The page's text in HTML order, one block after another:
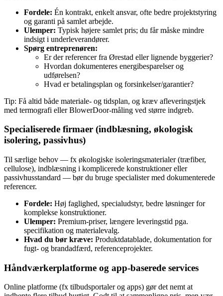
Fordele: Én kontrakt, enkelt ansvar, ofte bedre projektstyring
og garanti på samlet arbejde.
Ulemper: Typisk højere samlet pris; du får måske mindre
indsigt i underleverandører.
Spørg entreprenøren:
Er der referencer fra Ørestad eller lignende byggerier?
Hvordan dokumenteres energibesparelser og
udførelsen?
Hvad er betalingsplan og forsinkelser/garantier?
Tip: Få altid både materiale‑ og tidsplan, og kræv afleveringstjek
med termografi eller BlowerDoor‑måling ved større indgreb.
Specialiserede firmaer (indblæsning, økologisk
isolering, passivhus)
Til særlige behov — fx økologiske isoleringsmaterialer (træfiber,
cellulose), indblæsning i komplicerede konstruktioner eller
passivhusstandard — bør du bruge specialister med dokumenterede
referencer.
Fordele: Høj faglighed, specialudstyr, bedre løsninger for
komplekse konstruktioner.
Ulemper: Premium‑priser, længere leveringstid pga.
specifikation og materialevalg.
Hvad du bør kræve: Produktdatablade, dokumentation for
fugt‑ og brandadfærd, referenceprojekter.
Håndværkerplatforme og app‑baserede services
Online platforme (fx tilbudsportaler og apps) gør det nemt at